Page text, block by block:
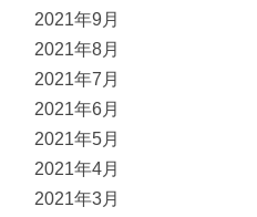
2021年9月
2021年8月
2021年7月
2021年6月
2021年5月
2021年4月
2021年3月